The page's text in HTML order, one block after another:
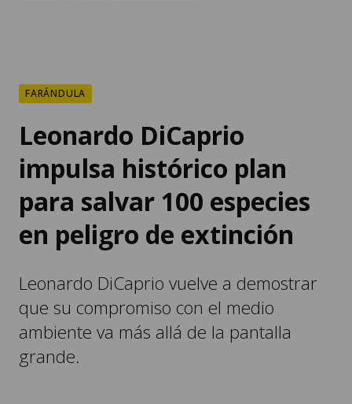
FARÁNDULA
Leonardo DiCaprio
impulsa histórico plan
para salvar 100 especies
en peligro de extinción
Leonardo DiCaprio vuelve a demostrar
que su compromiso con el medio
ambiente va más allá de la pantalla
grande.